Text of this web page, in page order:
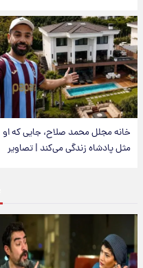
خانه مجلل محمد صلاح، جایی که او
مثل پادشاه زندگی می‌کند | تصاویر